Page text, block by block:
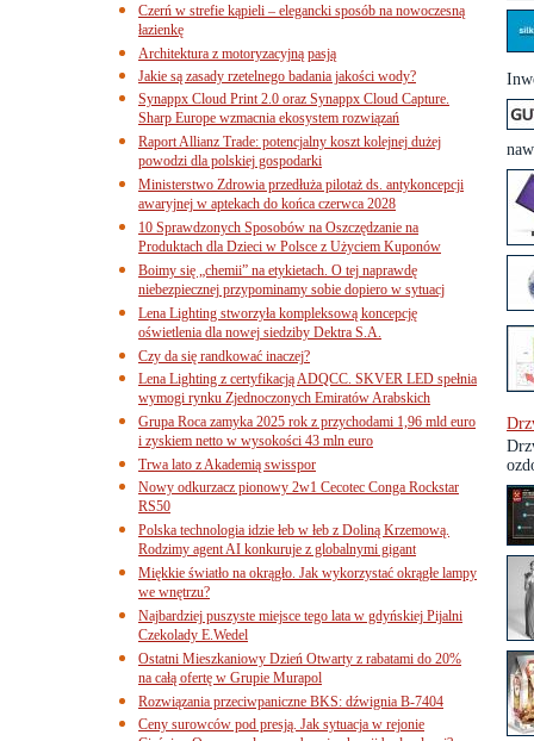
Czerń w strefie kąpieli – elegancki sposób na nowoczesną
łazienkę
Architektura z motoryzacyjną pasją
Jakie są zasady rzetelnego badania jakości wody?
Synappx Cloud Print 2.0 oraz Synappx Cloud Capture.
Sharp Europe wzmacnia ekosystem rozwiązań
Raport Allianz Trade: potencjalny koszt kolejnej dużej
powodzi dla polskiej gospodarki
Ministerstwo Zdrowia przedłuża pilotaż ds. antykoncepcji
awaryjnej w aptekach do końca czerwca 2028
10 Sprawdzonych Sposobów na Oszczędzanie na
Produktach dla Dzieci w Polsce z Użyciem Kuponów
Boimy się „chemii” na etykietach. O tej naprawdę
niebezpiecznej przypominamy sobie dopiero w sytuacj
Lena Lighting stworzyła kompleksową koncepcję
oświetlenia dla nowej siedziby Dektra S.A.
Czy da się randkować inaczej?
Lena Lighting z certyfikacją ADQCC. SKVER LED spełnia
wymogi rynku Zjednoczonych Emiratów Arabskich
Grupa Roca zamyka 2025 rok z przychodami 1,96 mld euro
i zyskiem netto w wysokości 43 mln euro
Trwa lato z Akademią swisspor
Nowy odkurzacz pionowy 2w1 Cecotec Conga Rockstar
RS50
Polska technologia idzie łeb w łeb z Doliną Krzemową.
Rodzimy agent AI konkuruje z globalnymi gigant
Miękkie światło na okrągło. Jak wykorzystać okrągłe lampy
we wnętrzu?
Najbardziej puszyste miejsce tego lata w gdyńskiej Pijalni
Czekolady E.Wedel
Ostatni Mieszkaniowy Dzień Otwarty z rabatami do 20%
na całą ofertę w Grupie Murapol
Rozwiązania przeciwpaniczne BKS: dźwignia B-7404
Ceny surowców pod presją. Jak sytuacja w rejonie